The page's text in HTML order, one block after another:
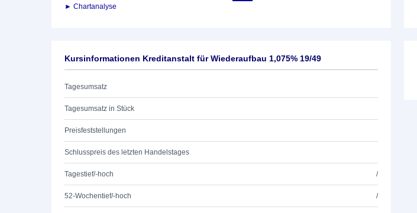
► Chartanalyse
Kursinformationen Kreditanstalt für Wiederaufbau 1,075% 19/49
Tagesumsatz
Tagesumsatz in Stück
Preisfeststellungen
Schlusspreis des letzten Handelstages
Tagestief/-hoch /
52-Wochentief/-hoch /